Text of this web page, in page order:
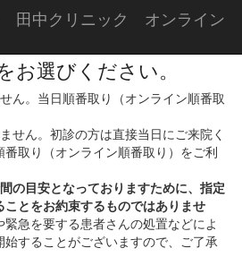
田中クリニック オンライン
お選びください。
ん。当日順番取り（オンライン順番取
せん。初診の方は直接当日にご来院く
取り（オンライン順番取り）をご利
の目安となっておりますために、指定
とをお約束するものではありませ
急を要する患者さんの処置などによ
始することがございますので、ご了承